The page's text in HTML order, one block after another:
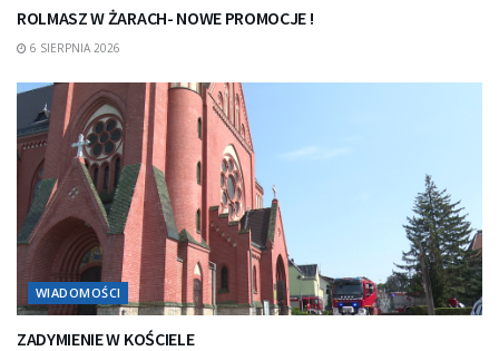
ROLMASZ W ŻARACH- NOWE PROMOCJE !
6 SIERPNIA 2026
WIADOMOŚCI
ZADYMIENIE W KOŚCIELE